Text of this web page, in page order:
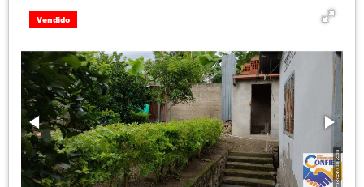
Vendido